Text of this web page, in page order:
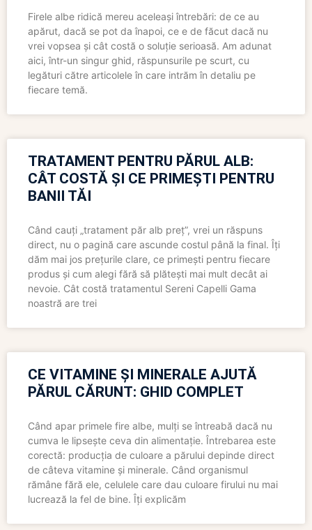
Firele albe ridică mereu aceleași întrebări: de ce au
apărut, dacă se pot da înapoi, ce e de făcut dacă nu
vrei vopsea și cât costă o soluție serioasă. Am adunat
aici, într-un singur ghid, răspunsurile pe scurt, cu
legături către articolele în care intrăm în detaliu pe
fiecare temă.
TRATAMENT PENTRU PĂRUL ALB:
CÂT COSTĂ ȘI CE PRIMEȘTI PENTRU
BANII TĂI
Când cauți „tratament păr alb preț”, vrei un răspuns
direct, nu o pagină care ascunde costul până la final. Îți
dăm mai jos prețurile clare, ce primești pentru fiecare
produs și cum alegi fără să plătești mai mult decât ai
nevoie. Cât costă tratamentul Sereni Capelli Gama
noastră are trei
CE VITAMINE ȘI MINERALE AJUTĂ
PĂRUL CĂRUNT: GHID COMPLET
Când apar primele fire albe, mulți se întreabă dacă nu
cumva le lipsește ceva din alimentație. Întrebarea este
corectă: producția de culoare a părului depinde direct
de câteva vitamine și minerale. Când organismul
rămâne fără ele, celulele care dau culoare firului nu mai
lucrează la fel de bine. Îți explicăm